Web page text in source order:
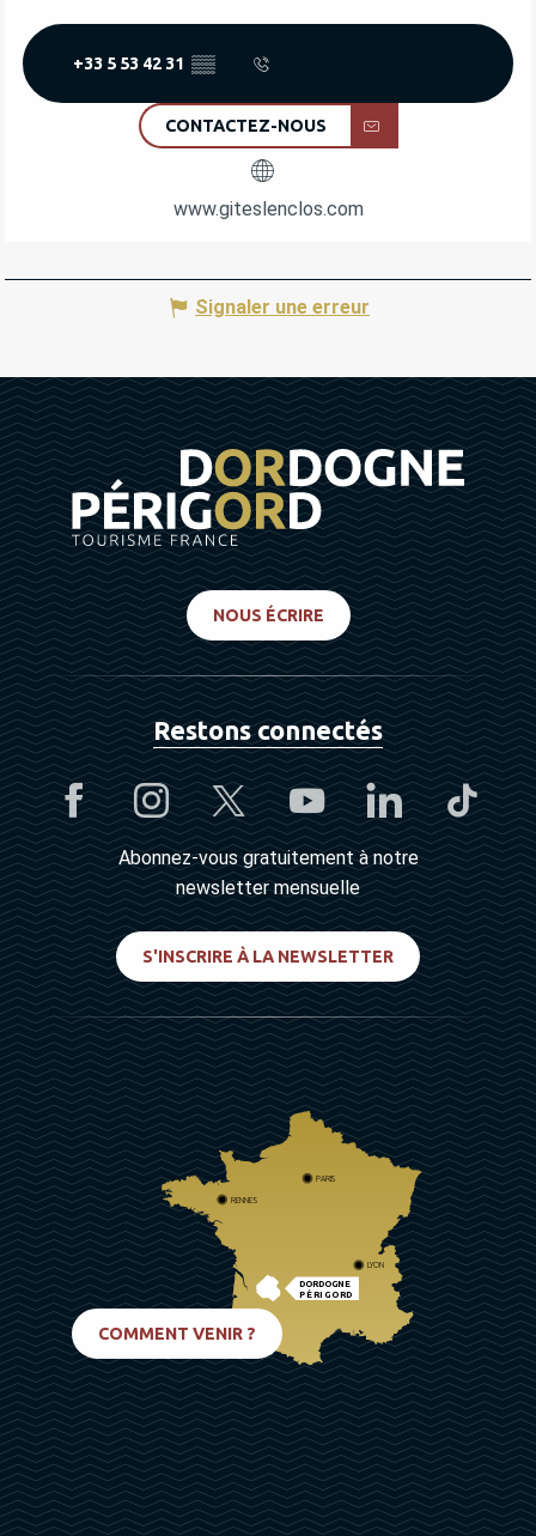
+33 5 53 42 31 ▒▒
CONTACTEZ-NOUS
www.giteslenclos.com
Signaler une erreur
NOUS ÉCRIRE
Restons connectés
Abonnez-vous gratuitement à notre
newsletter mensuelle
S'INSCRIRE À LA NEWSLETTER
DORDOGNE
PÉRIGORD
PARIS
RENNES
LYON
COMMENT VENIR ?